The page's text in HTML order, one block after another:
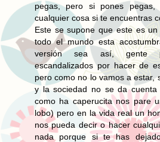
pegas, pero si pones
cualquier cosa si te encuentras
Este se supone que este es
todo el mundo esta
versión sea así, gente
escandalizados por hacer de
pero como no lo vamos a estar,
y la sociedad no se da
como ha caperucita nos pare
lobo) pero en la vida real un
nos pueda decir o hacer
nada porque si te has